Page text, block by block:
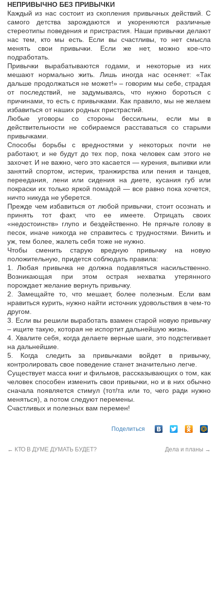
НЕПРИВЫЧНО БЕЗ ПРИВЫЧКИ
Каждый из нас состоит из скопления привычных действий. С
самого детства зарождаются и укореняются различные
стереотипы поведения и пристрастия. Наши привычки делают
нас тем, кто мы есть. Если вы счастливы, то нет смысла
менять свои привычки. Если же нет, можно кое-что
подработать.
Привычки вырабатываются годами, и некоторые из них
мешают нормально жить. Лишь иногда нас осеняет: «Так
дальше продолжаться не может!» – говорим мы себе, страдая
от последствий, не задумываясь, что нужно бороться с
причинами, то есть с привычками. Как правило, мы не желаем
избавиться от наших родных пристрастий.
Любые уговоры со стороны бессильны, если мы в
действительности не собираемся расставаться со старыми
привычками.
Способы борьбы с вредностями у некоторых почти не
работают, и не будут до тех пор, пока человек сам этого не
захочет. И не важно, чего это касается — курения, выпивки или
занятий спортом, истерик, транжирства или пения и танцев,
переедания, лени или сидения на диете, кусания губ или
покраски их только яркой помадой — все равно пока хочется,
ничто никуда не уберется.
Прежде чем избавиться от любой привычки, стоит осознать и
принять тот факт, что ее имеете. Отрицать своих
«недостоинств» глупо и бездейственно. Не прячьте голову в
песок, иначе никогда не справитесь с трудностями. Винить и
уж, тем более, жалеть себя тоже не нужно.
Чтобы сменить старую вредную привычку на новую
положительную, придется соблюдать правила:
1. Любая привычка не должна подавляться насильственно.
Возникающая при этом острая нехватка утерянного
порождает желание вернуть привычку.
2. Замещайте то, что мешает, более полезным. Если вам
нравиться курить, нужно найти источник удовольствия в чем-то
другом.
3. Если вы решили выработать взамен старой новую привычку
– ищите такую, которая не испортит дальнейшую жизнь.
4. Хвалите себя, когда делаете верные шаги, это подстегивает
на дальнейшие.
5. Когда следить за привычками войдет в привычку,
контролировать свое поведение станет значительно легче.
Существует масса книг и фильмов, рассказывающих о том, как
человек способен изменить свои привычки, но и в них обычно
сначала появляется стимул (тот/та или то, чего ради нужно
меняться), а потом следуют перемены.
Счастливых и полезных вам перемен!
Поделиться
← КТО В ДУМЕ ДУМАТЬ БУДЕТ? Дела и планы →